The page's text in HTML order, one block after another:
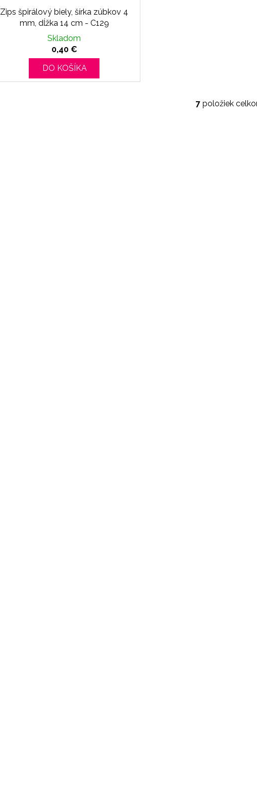
Zips špirálový biely, šírka zúbkov 4
mm, dĺžka 14 cm - C129
Skladom
0,40 €
DO KOŠÍKA
O
7 položiek